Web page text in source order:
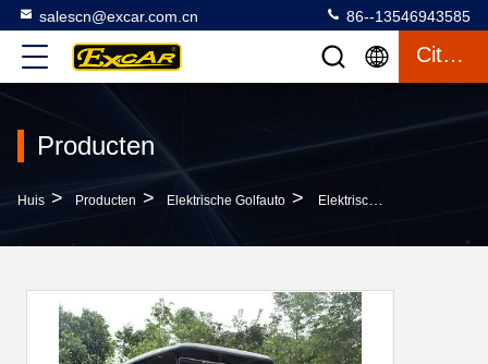
salescn@excar.com.cn 86--13546943585
Citaat
Producten
Huis > Producten > Elektrische Golfauto > Elektrische Golfauto Met Het Lood Van De V.S. - Zure Natte Batterijen